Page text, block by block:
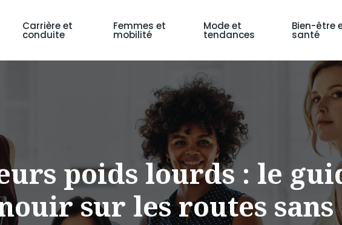
Carrière et
conduite
Femmes et
mobilité
Mode et
tendances
Bien-être
santé
poids lourds : le
sur les routes